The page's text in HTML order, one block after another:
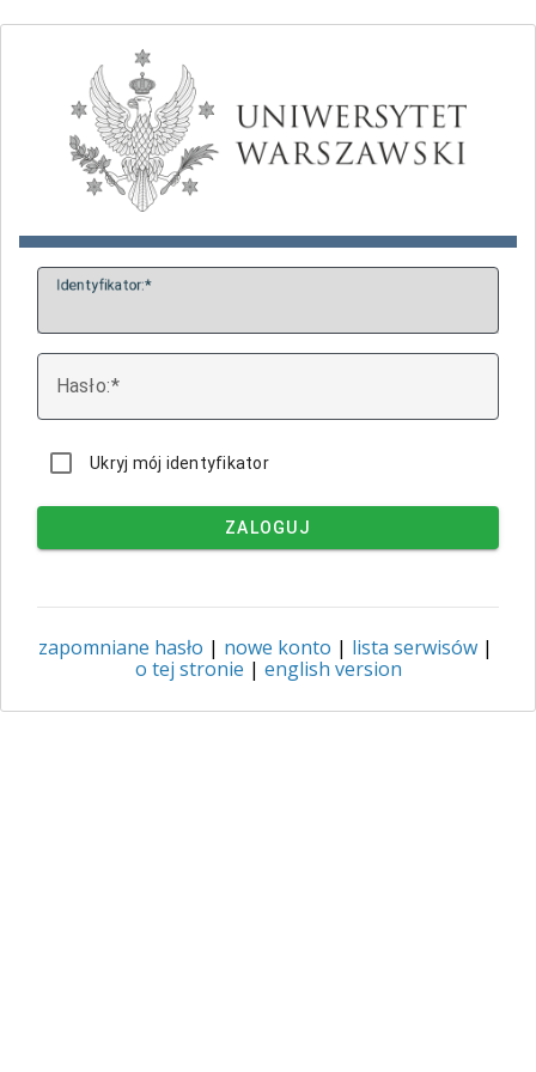
Identyfikator:
Hasło:
Ukryj mój identyfikator
ZALOGUJ
zapomniane hasło | nowe konto | lista serwisów |
o tej stronie | english version